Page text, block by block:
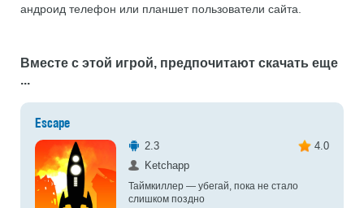
андроид телефон или планшет пользователи сайта.
Вместе с этой игрой, предпочитают скачать еще
...
Escape
2.3
4.0
Ketchapp
Таймкиллер — убегай, пока не стало
слишком поздно